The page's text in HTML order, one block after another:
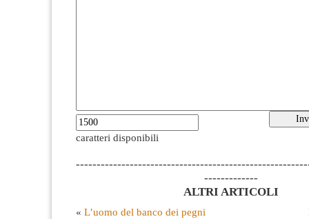
caratteri disponibili
-------------
ALTRI ARTICOLI
« L’uomo del banco dei pegni